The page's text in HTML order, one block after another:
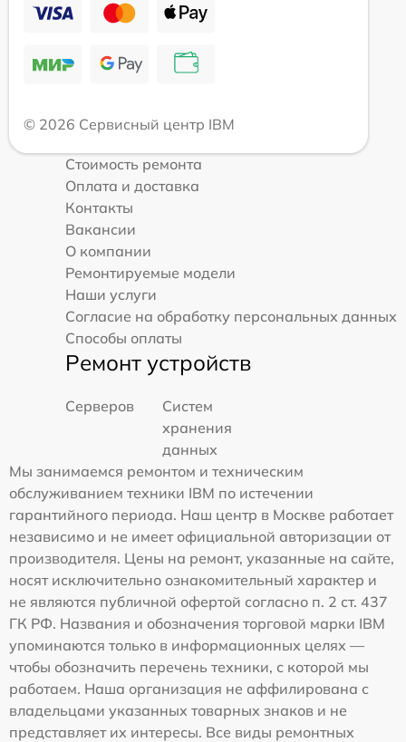
© 2026 Сервисный центр IBM
Стоимость ремонта
Оплата и доставка
Контакты
Вакансии
О компании
Ремонтируемые модели
Наши услуги
Согласие на обработку персональных данных
Способы оплаты
Ремонт устройств
Серверов
Систем
хранения
данных
Мы занимаемся ремонтом и техническим
обслуживанием техники IBM по истечении
гарантийного периода. Наш центр в Москве работает
независимо и не имеет официальной авторизации от
производителя. Цены на ремонт, указанные на сайте,
носят исключительно ознакомительный характер и
не являются публичной офертой согласно п. 2 ст. 437
ГК РФ. Названия и обозначения торговой марки IBM
упоминаются только в информационных целях —
чтобы обозначить перечень техники, с которой мы
работаем. Наша организация не аффилирована с
владельцами указанных товарных знаков и не
представляет их интересы. Все виды ремонтных